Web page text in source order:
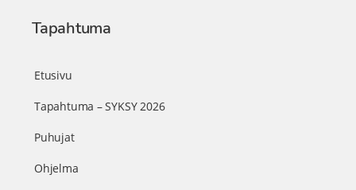
Tapahtuma
Etusivu
Tapahtuma – SYKSY 2026
Puhujat
Ohjelma